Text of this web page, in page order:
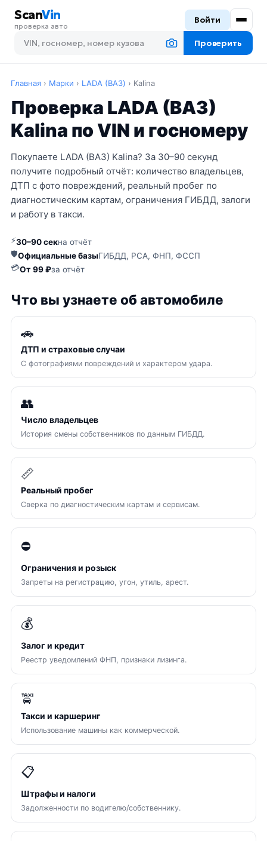
ScanVin
проверка авто
Проверить
Войти
Главная › Марки › LADA (ВАЗ) › Kalina
Проверка LADA (ВАЗ)
Kalina по VIN и госномеру
Покупаете LADA (ВАЗ) Kalina? За 30–90 секунд
получите подробный отчёт: количество владельцев,
ДТП с фото повреждений, реальный пробег по
диагностическим картам, ограничения ГИБДД, залоги
и работу в такси.
⚡30–90 секна отчёт
🛡Официальные базыГИБДД, РСА, ФНП, ФССП
💳От 99 ₽за отчёт
Что вы узнаете об автомобиле
🚗
ДТП и страховые случаи
С фотографиями повреждений и характером удара.
👥
Число владельцев
История смены собственников по данным ГИБДД.
📏
Реальный пробег
Сверка по диагностическим картам и сервисам.
⛔
Ограничения и розыск
Запреты на регистрацию, угон, утиль, арест.
💰
Залог и кредит
Реестр уведомлений ФНП, признаки лизинга.
🚖
Такси и каршеринг
Использование машины как коммерческой.
📋
Штрафы и налоги
Задолженности по водителю/собственнику.